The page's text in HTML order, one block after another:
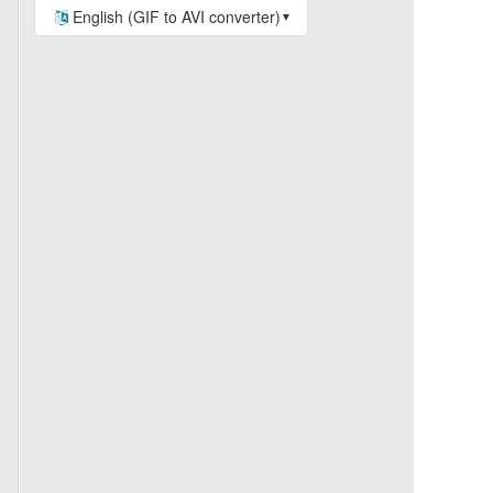
English (GIF to AVI converter) ▼